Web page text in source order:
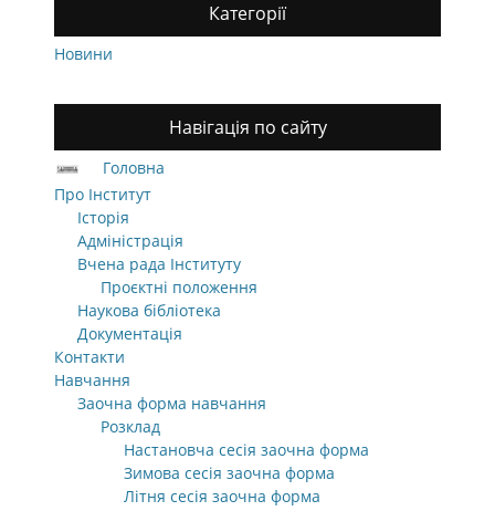
Категорії
Новини
Навігація по сайту
Головна
Про Інститут
Історія
Адміністрація
Вчена рада Інституту
Проєктні положення
Наукова бібліотека
Документація
Контакти
Навчання
Заочна форма навчання
Розклад
Настановча сесія заочна форма
Зимова сесія заочна форма
Літня сесія заочна форма